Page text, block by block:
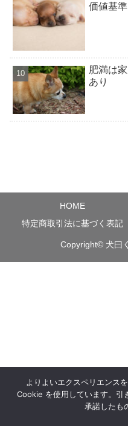
価値基
肥満は
あり
HOME
特定商取引法に基づく表記
Copyright© 犬曰く
よりよいエクスペリエンス
Cookie を使用しています。引
承諾したも